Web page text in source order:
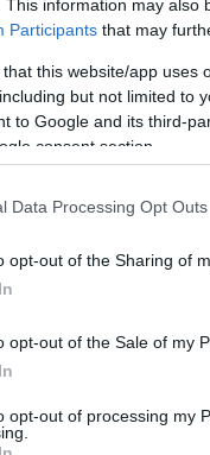
This information may also
Participants that may
that this website/app
but not limited to
to Google and its third-
consent section.
Data Processing Opt Outs
opt-out of the Sharing of
opt-out of the Sale of my
opt-out of processing my
olajat.
a fokhagymát. Pirítsd
majd keverd
ízlés szerint. Adj
lángon, amíg a
percig.
és add a raguhoz,
és hagyd,